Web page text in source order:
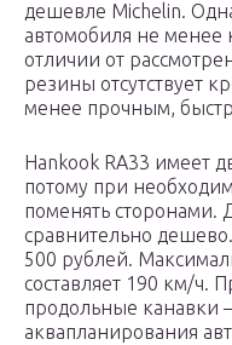
дешевле Michelin.
автомобиля не
отличии от
резины отсутствует
менее прочным,
Hankook RA33 имеет
потому при
поменять сторонами.
сравнительно
500 рублей.
составляет 190 км/ч.
продольные канавки
аквапланирования